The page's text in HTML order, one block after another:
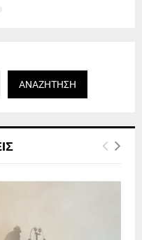
ΑΝΑΖΉΤΗΣΗ